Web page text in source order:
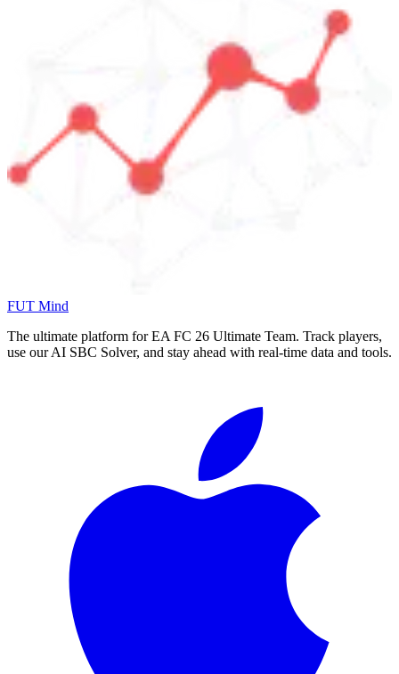
FUT Mind
The ultimate platform for EA FC 26 Ultimate Team. Track players,
use our AI SBC Solver, and stay ahead with real-time data and tools.